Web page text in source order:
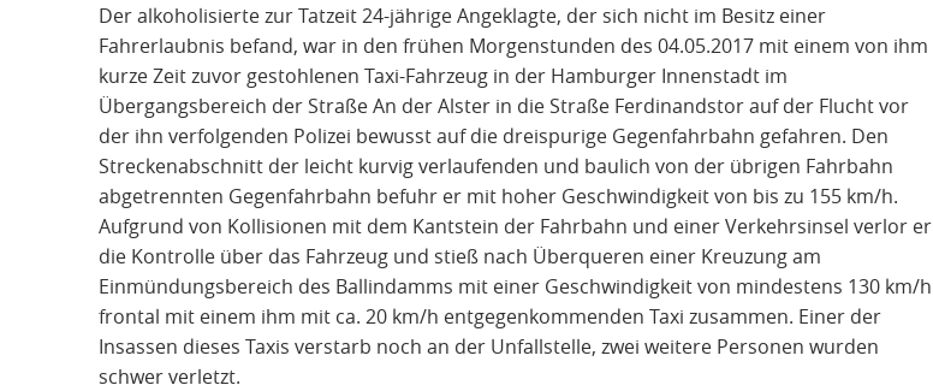
Der alkoholisierte zur Tatzeit 24-jährige Angeklagte, der sich nicht im Besitz einer
Fahrerlaubnis befand, war in den frühen Morgenstunden des 04.05.2017 mit einem von ihm
kurze Zeit zuvor gestohlenen Taxi-Fahrzeug in der Hamburger Innenstadt im
Übergangsbereich der Straße An der Alster in die Straße Ferdinandstor auf der Flucht vor
der ihn verfolgenden Polizei bewusst auf die dreispurige Gegenfahrbahn gefahren. Den
Streckenabschnitt der leicht kurvig verlaufenden und baulich von der übrigen Fahrbahn
abgetrennten Gegenfahrbahn befuhr er mit hoher Geschwindigkeit von bis zu 155 km/h.
Aufgrund von Kollisionen mit dem Kantstein der Fahrbahn und einer Verkehrsinsel verlor er
die Kontrolle über das Fahrzeug und stieß nach Überqueren einer Kreuzung am
Einmündungsbereich des Ballindamms mit einer Geschwindigkeit von mindestens 130 km/h
frontal mit einem ihm mit ca. 20 km/h entgegenkommenden Taxi zusammen. Einer der
Insassen dieses Taxis verstarb noch an der Unfallstelle, zwei weitere Personen wurden
schwer verletzt.